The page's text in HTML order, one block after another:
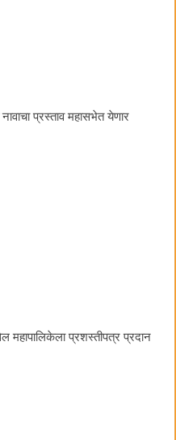
प्रस्ताव महासभेत येणार
महापालिकेला प्रशस्तीपत्र प्रदान